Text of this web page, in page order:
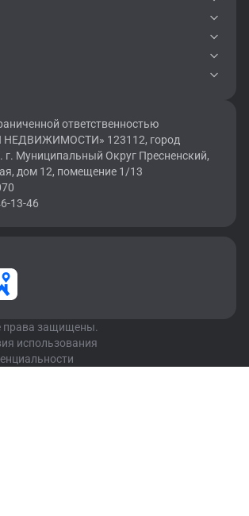
ответственностью
123112, город
г. Муниципальный Округ Пресненский,
дом 12, помещение 1/13
13-46
права защищены.
использования